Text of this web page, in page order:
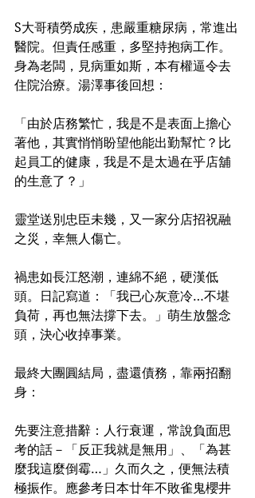
S大哥積勞成疾，患嚴重糖尿病，常進出
醫院。但責任感重，多堅持抱病工作。
身為老闆，見病重如斯，本有權逼令去
住院治療。湯澤事後回想：
「由於店務繁忙，我是不是表面上擔心
著他，其實悄悄盼望他能出勤幫忙？比
起員工的健康，我是不是太過在乎店舖
的生意了？」
靈堂送別忠臣未幾，又一家分店招祝融
之災，幸無人傷亡。
禍患如長江怒潮，連綿不絕，硬漢低
頭。日記寫道：「我已心灰意冷…不堪
負荷，再也無法撐下去。」萌生放盤念
頭，決心收掉事業。
最終大團圓結局，盡還債務，靠兩招翻
身：
先要注意措辭：人行衰運，常說負面思
考的話－「反正我就是無用」、「為甚
麼我這麼倒霉…」久而久之，便無法積
極振作。應參考日本廿年不敗雀鬼櫻井